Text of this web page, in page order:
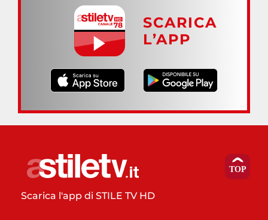
SCARICA
L’APP
Scarica l'app di STILE TV HD